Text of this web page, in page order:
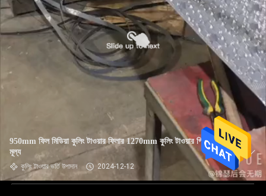
950mm ফিল মিডিয়া কুলিং টাওয়ার ফিলার 1270mm কুলিং টাওয়ার পিভিসি ফিল
মূল্য
কুলিং টাওয়ার ভর্তি উপাদান 2024-12-12